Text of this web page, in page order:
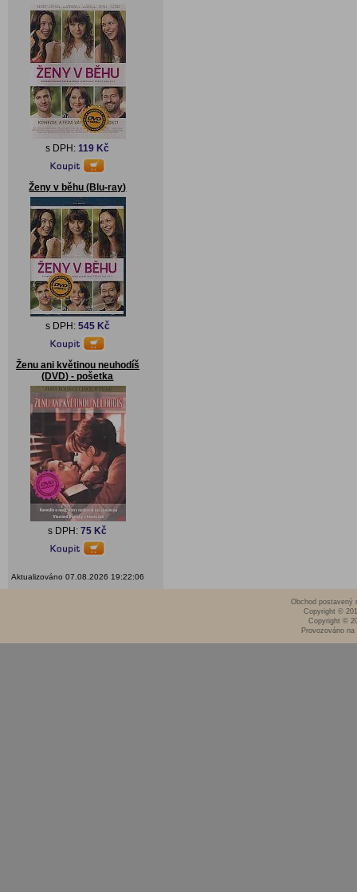
s DPH:119 Kč
Ženy v běhu (Blu-ray)
s DPH: 545 Kč
Ženu ani květinou neuhodíš
(DVD) - pošetka
s DPH:75 Kč
Aktualizováno 07.08.2026 19:22:06
Obchod postavený
Copyright ©
Copyright ©
Provozováno